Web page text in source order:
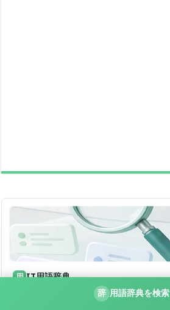
用 IT用語辞典
1627語から設定名・エラーを検索
辞 用語辞典を検索